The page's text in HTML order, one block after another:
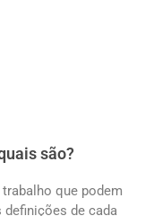
são?
que podem
definições de cada